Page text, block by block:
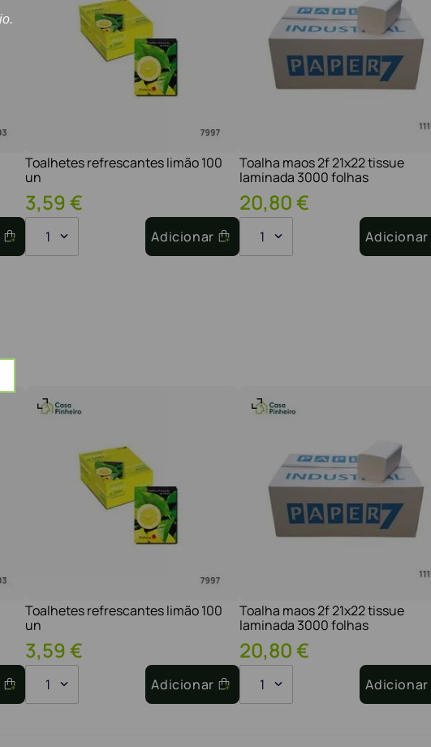
Toalhetes refrescantes limão 100
un
3,59€
1 Adicionar
Toalha maos 2f 21x22 tissue
laminada 3000 folhas
20,80€
1 Adicionar
Toalhetes refrescantes limão 100
un
3,59€
1 Adicionar
Toalha maos 2f 21x22 tissue
laminada 3000 folhas
20,80€
1 Adicionar